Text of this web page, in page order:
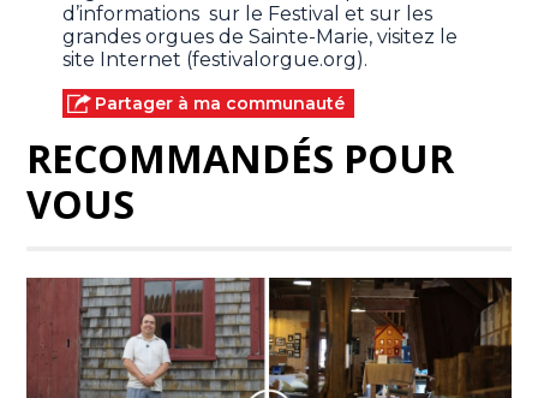
d’informations sur le Festival et sur les
grandes orgues de Sainte-Marie, visitez le
site Internet (festivalorgue.org).
Partager à ma communauté
RECOMMANDÉS POUR
VOUS